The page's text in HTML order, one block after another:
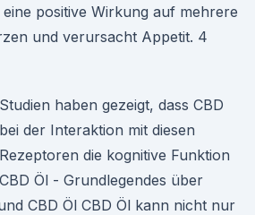
positive Wirkung auf mehrere
und verursacht Appetit. 4
Studien haben gezeigt, dass CBD
bei der Interaktion mit diesen
Rezeptoren die kognitive Funktion
CBD Öl - Grundlegendes über
CBD Öl CBD Öl kann nicht nur